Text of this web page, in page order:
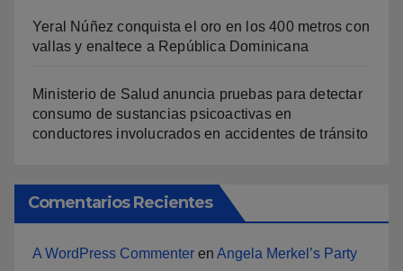
Yeral Núñez conquista el oro en los 400 metros con
vallas y enaltece a República Dominicana
Ministerio de Salud anuncia pruebas para detectar
consumo de sustancias psicoactivas en
conductores involucrados en accidentes de tránsito
Comentarios Recientes
A WordPress Commenter en Angela Merkel’s Party